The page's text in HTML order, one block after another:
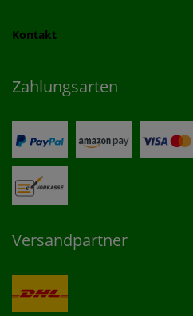
Kontakt
Zahlungsarten
Versandpartner